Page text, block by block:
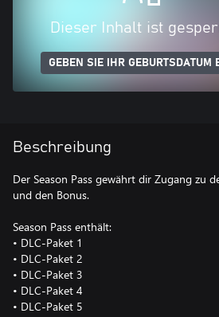
Dieser Inhalt ist
GEBEN SIE IHR GEBURTSDATUM
Beschreibung
Der Season Pass gewährt dir Zugang zu
und den Bonus.
Season Pass enthält:
• DLC-Paket 1
• DLC-Paket 2
• DLC-Paket 3
• DLC-Paket 4
• DLC-Paket 5